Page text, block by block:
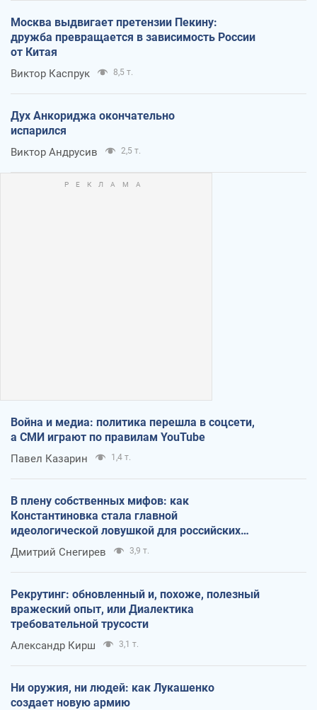
Москва выдвигает претензии Пекину:
дружба превращается в зависимость России
от Китая
Виктор Каспрук 8,5 т.
Дух Анкориджа окончательно
испарился
Виктор Андрусив 2,5 т.
Война и медиа: политика перешла в соцсети,
а СМИ играют по правилам YouTube
Павел Казарин 1,4 т.
В плену собственных мифов: как
Константиновка стала главной
идеологической ловушкой для российских
оккупантов
Дмитрий Снегирев 3,9 т.
Рекрутинг: обновленный и, похоже, полезный
вражеский опыт, или Диалектика
требовательной трусости
Александр Кирш 3,1 т.
Ни оружия, ни людей: как Лукашенко
создает новую армию